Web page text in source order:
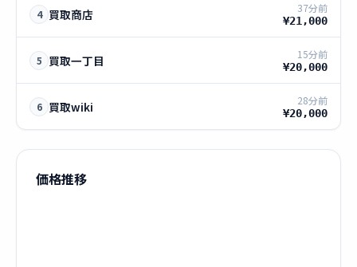
4 買取商店 37分前
¥21,000
5 買取一丁目 15分前
¥20,000
6 買取wiki 28分前
¥20,000
価格推移